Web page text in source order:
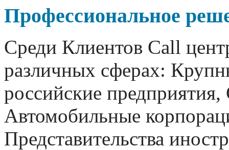
Профессиональное
Среди Клиентов Call
различных сферах:
российские
Автомобильные
Представительства